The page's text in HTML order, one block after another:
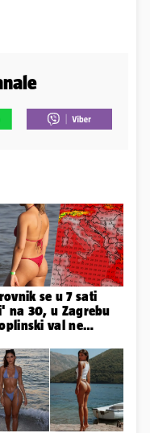
se u 7 sati
na 30, u Zagrebu
val ne